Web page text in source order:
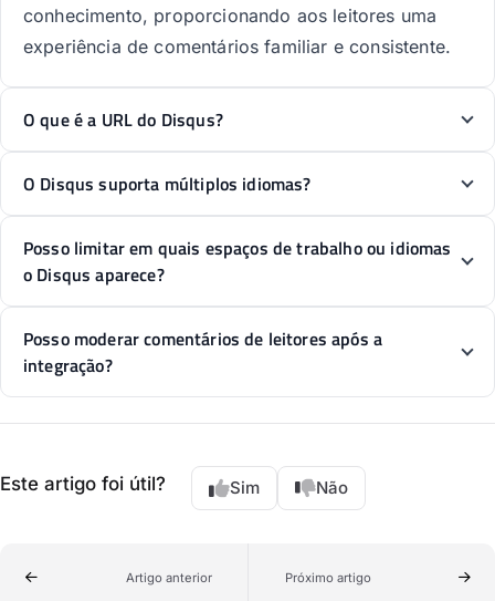
conhecimento, proporcionando aos leitores uma
experiência de comentários familiar e consistente.
O que é a URL do Disqus?
O Disqus suporta múltiplos idiomas?
Posso limitar em quais espaços de trabalho ou idiomas
o Disqus aparece?
Posso moderar comentários de leitores após a
integração?
Este artigo foi útil? Sim Não
Artigo anterior Próximo artigo